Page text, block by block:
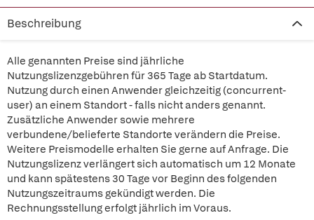
Beschreibung
Alle genannten Preise sind jährliche
Nutzungslizenzgebühren für 365 Tage ab Startdatum.
Nutzung durch einen Anwender gleichzeitig (concurrent-
user) an einem Standort - falls nicht anders genannt.
Zusätzliche Anwender sowie mehrere
verbundene/belieferte Standorte verändern die Preise.
Weitere Preismodelle erhalten Sie gerne auf Anfrage. Die
Nutzungslizenz verlängert sich automatisch um 12 Monate
und kann spätestens 30 Tage vor Beginn des folgenden
Nutzungszeitraums gekündigt werden. Die
Rechnungsstellung erfolgt jährlich im Voraus.